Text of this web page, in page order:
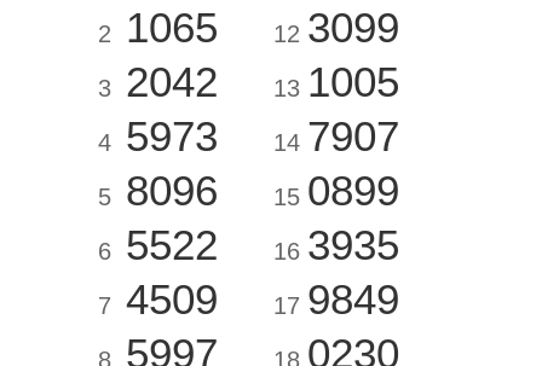
2 1065
3 2042
4 5973
5 8096
6 5522
7 4509
8 5997
12 3099
13 1005
14 7907
15 0899
16 3935
17 9849
18 0230